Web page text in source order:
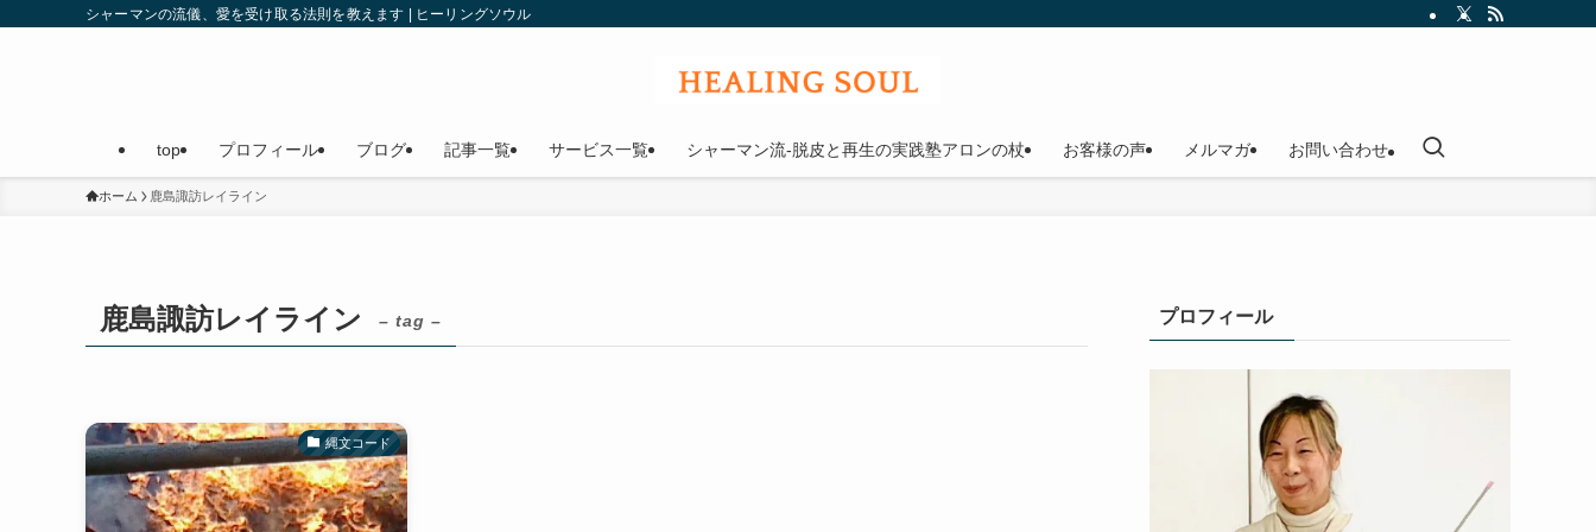
シャーマンの流儀、愛を受け取る法則を教えます | ヒーリングソウル
top プロフィール ブログ 記事一覧 サービス一覧 シャーマン流-脱皮と再生の実践塾アロンの杖 お客様の声 メルマガ お問い合わせ
ホーム 鹿島諏訪レイライン
鹿島諏訪レイライン – tag –
縄文コード
プロフィール